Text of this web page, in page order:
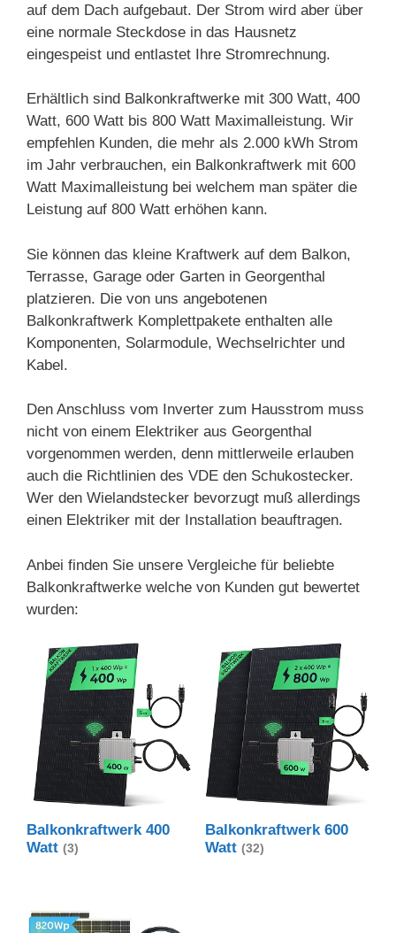
auf dem Dach aufgebaut. Der Strom wird aber über
eine normale Steckdose in das Hausnetz
eingespeist und entlastet Ihre Stromrechnung.
Erhältlich sind Balkonkraftwerke mit 300 Watt, 400
Watt, 600 Watt bis 800 Watt Maximalleistung. Wir
empfehlen Kunden, die mehr als 2.000 kWh Strom
im Jahr verbrauchen, ein Balkonkraftwerk mit 600
Watt Maximalleistung bei welchem man später die
Leistung auf 800 Watt erhöhen kann.
Sie können das kleine Kraftwerk auf dem Balkon,
Terrasse, Garage oder Garten in Georgenthal
platzieren. Die von uns angebotenen
Balkonkraftwerk Komplettpakete enthalten alle
Komponenten, Solarmodule, Wechselrichter und
Kabel.
Den Anschluss vom Inverter zum Hausstrom muss
nicht von einem Elektriker aus Georgenthal
vorgenommen werden, denn mittlerweile erlauben
auch die Richtlinien des VDE den Schukostecker.
Wer den Wielandstecker bevorzugt muß allerdings
einen Elektriker mit der Installation beauftragen.
Anbei finden Sie unsere Vergleiche für beliebte
Balkonkraftwerke welche von Kunden gut bewertet
wurden:
Balkonkraftwerk 400
Watt (3)
Balkonkraftwerk 600
Watt (32)